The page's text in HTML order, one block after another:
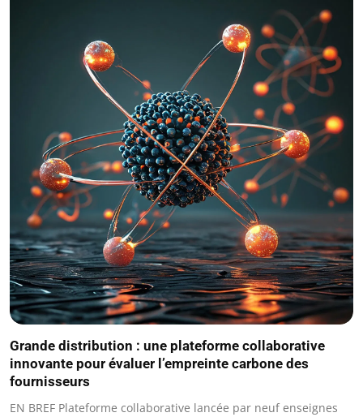
Grande distribution : une plateforme collaborative
innovante pour évaluer l’empreinte carbone des
fournisseurs
EN BREF Plateforme collaborative lancée par neuf enseignes